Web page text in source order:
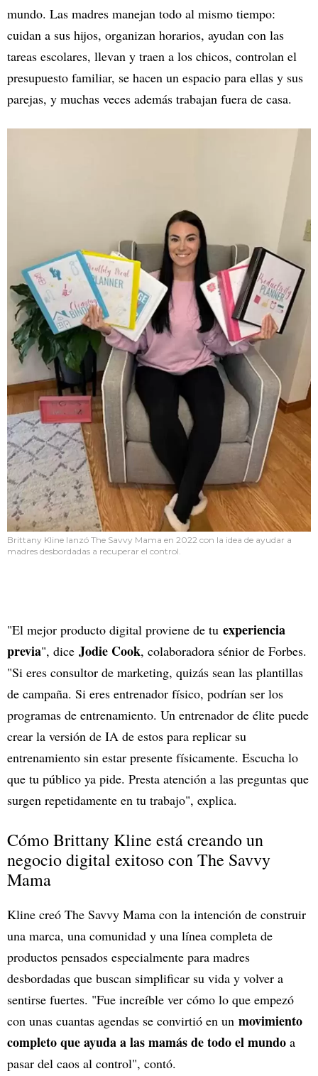
mundo. Las madres manejan todo al mismo tiempo:
cuidan a sus hijos, organizan horarios, ayudan con las
tareas escolares, llevan y traen a los chicos, controlan el
presupuesto familiar, se hacen un espacio para ellas y sus
parejas, y muchas veces además trabajan fuera de casa.
Brittany Kline lanzó The Savvy Mama en 2022 con la idea de ayudar a
madres desbordadas a recuperar el control.
"El mejor producto digital proviene de tu experiencia
previa", dice Jodie Cook, colaboradora sénior de Forbes.
"Si eres consultor de marketing, quizás sean las plantillas
de campaña. Si eres entrenador físico, podrían ser los
programas de entrenamiento. Un entrenador de élite puede
crear la versión de IA de estos para replicar su
entrenamiento sin estar presente físicamente. Escucha lo
que tu público ya pide. Presta atención a las preguntas que
surgen repetidamente en tu trabajo", explica.
Cómo Brittany Kline está creando un
negocio digital exitoso con The Savvy
Mama
Kline creó The Savvy Mama con la intención de construir
una marca, una comunidad y una línea completa de
productos pensados especialmente para madres
desbordadas que buscan simplificar su vida y volver a
sentirse fuertes. "Fue increíble ver cómo lo que empezó
con unas cuantas agendas se convirtió en un movimiento
completo que ayuda a las mamás de todo el mundo a
pasar del caos al control", contó.